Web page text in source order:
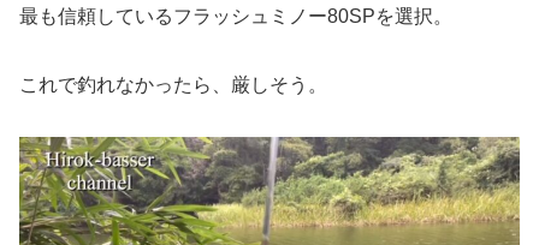
最も信頼しているフラッシュミノー80SPを選択。
これで釣れなかったら、厳しそう。